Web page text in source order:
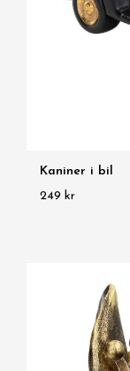
Kaniner i bil
249 kr